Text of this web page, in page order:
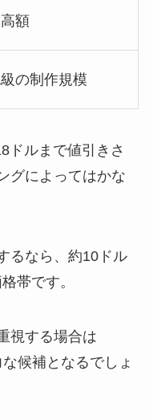
額
の制作規模
ドルまで値引きさ
グによってはかな
るなら、約10ドル
帯です。
視する場合は
候補となるでしょ